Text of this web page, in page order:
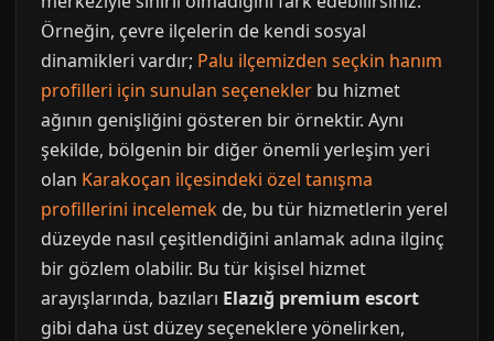
Örneğin, çevre ilçelerin de kendi sosyal
dinamikleri vardır; Palu ilçemizden seçkin hanım
profilleri için sunulan seçenekler bu hizmet
ağının genişliğini gösteren bir örnektir. Aynı
şekilde, bölgenin bir diğer önemli yerleşim yeri
olan Karakoçan ilçesindeki özel tanışma
profillerini incelemek de, bu tür hizmetlerin yerel
düzeyde nasıl çeşitlendiğini anlamak adına ilginç
bir gözlem olabilir. Bu tür kişisel hizmet
arayışlarında, bazıları Elazığ premium escort
gibi daha üst düzey seçeneklere yönelirken,